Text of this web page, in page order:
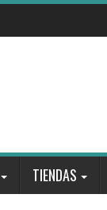
TIENDAS